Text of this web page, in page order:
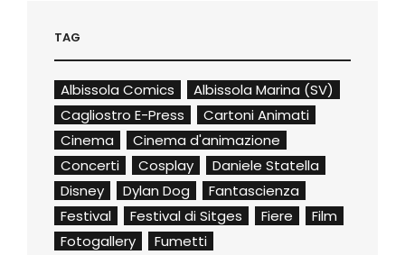
TAG
Albissola Comics
Albissola Marina (SV)
Cagliostro E-Press
Cartoni Animati
Cinema
Cinema d'animazione
Concerti
Cosplay
Daniele Statella
Disney
Dylan Dog
Fantascienza
Festival
Festival di Sitges Fiere
Film
Fotogallery
Fumetti